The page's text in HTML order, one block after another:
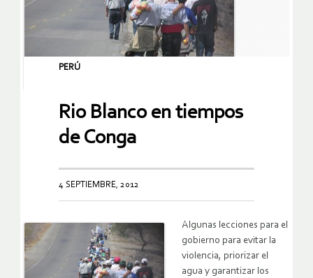
PERÚ
Rio Blanco en tiempos
de Conga
4 SEPTIEMBRE, 2012
Algunas lecciones para el
gobierno para evitar la
violencia, priorizar el
agua y garantizar los